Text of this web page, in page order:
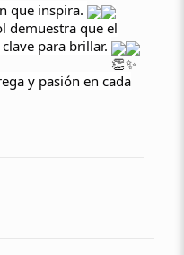
que inspira.
demuestra que el
para brillar.
y pasión en cada